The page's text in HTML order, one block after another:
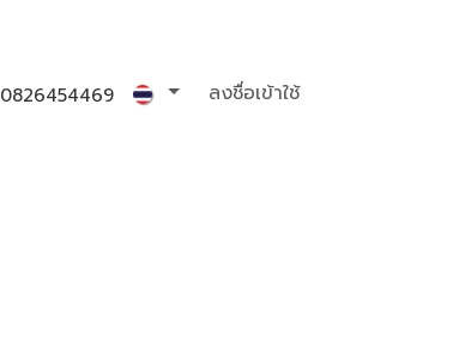
KM
0826454469 ลงชื่อเข้าใช้